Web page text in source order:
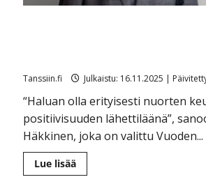
Tanssiin.fi Julkaistu: 16.11.2025 |
“Haluan olla erityisesti nuorten
positiivisuuden lähettiläänä”,
Häkkinen, joka on valittu Vuoden...
Lue lisääLue
lisää